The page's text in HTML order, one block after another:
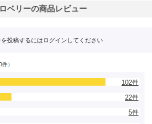
ベリーの商品レビュー
投稿するには ログイン してください
件）
102件
22件
5件